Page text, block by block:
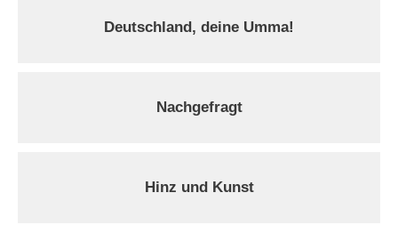
Deutschland, deine Umma!
Nachgefragt
Hinz und Kunst